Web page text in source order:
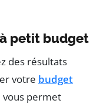
petit budget
des résultats
votre budget
permet